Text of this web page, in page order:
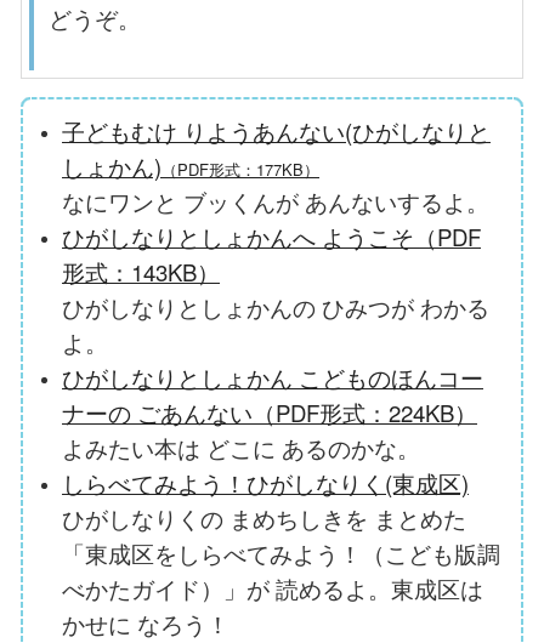
どうぞ。
子どもむけ りようあんない(ひがしなりと
しょかん) （PDF形式：177KB）
なにワンと ブッくんが あんないするよ。
ひがしなりとしょかんへ ようこそ（PDF
形式：143KB）
ひがしなりとしょかんの ひみつが わかる
よ。
ひがしなりとしょかん こどものほんコー
ナーの ごあんない（PDF形式：224KB）
よみたい本は どこに あるのかな。
しらべてみよう！ひがしなりく(東成区)
ひがしなりくの まめちしきを まとめた
「東成区をしらべてみよう！（こども版調
べかたガイド）」が 読めるよ。東成区は
かせに なろう！